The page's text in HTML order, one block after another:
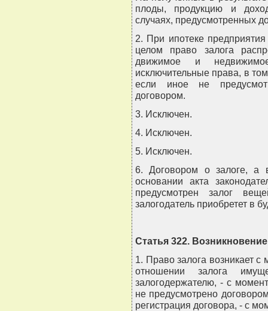
плоды, продукцию и
случаях, предусмотренных
2. При ипотеке
целом право залога
движимое и
исключительные права, в
если иное не
договором.
3. Исключен.
4. Исключен.
5. Исключен.
6. Договором о залоге, а
основании акта
предусмотрен залог
залогодатель приобретет в
Статья 322.
1. Право залога возникает с
отношении залога
залогодержателю, - с
не предусмотрено
регистрация договора, - с